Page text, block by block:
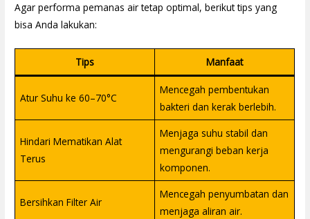
Agar performa pemanas air tetap optimal, berikut tips yang
bisa Anda lakukan:
Tips Manfaat
Atur Suhu ke 60–70°C
Mencegah pembentukan
bakteri dan kerak berlebih.
Hindari Mematikan Alat
Terus
Menjaga suhu stabil dan
mengurangi beban kerja
komponen.
Bersihkan Filter Air
Mencegah penyumbatan dan
menjaga aliran air.